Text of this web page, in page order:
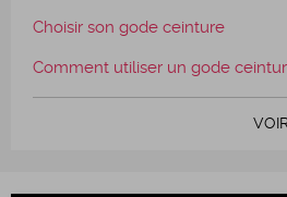
Choisir son gode ceinture
Comment utiliser un gode